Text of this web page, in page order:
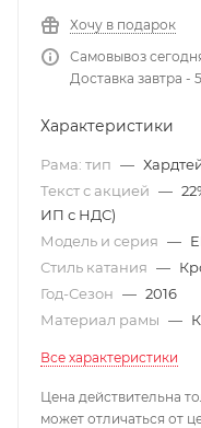
Хочу в подарок
Самовывоз
Доставка завтра -
Характеристики
Рама: тип —
Текст с акцией —
ИП с НДС)
Модель и серия —
Стиль катания —
Год-Сезон — 2016
Материал рамы —
Все характеристики
Цена действительна
может отличаться от